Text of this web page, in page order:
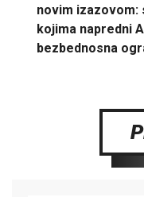
novim izazovom:
kojima napredni
bezbednosna